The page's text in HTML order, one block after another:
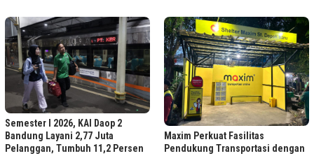
Semester I 2026, KAI Daop 2
Bandung Layani 2,77 Juta
Pelanggan, Tumbuh 11,2 Persen
Maxim Perkuat Fasilitas
Pendukung Transportasi dengan